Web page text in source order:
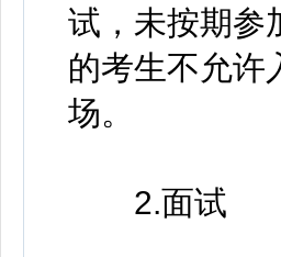
试，未按期参
的考生不允许
场。
2.面试